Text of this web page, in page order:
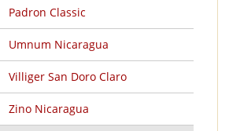
Padron Classic
Umnum Nicaragua
Villiger San Doro Claro
Zino Nicaragua